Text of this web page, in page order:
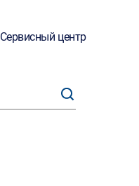
Сервисный центр